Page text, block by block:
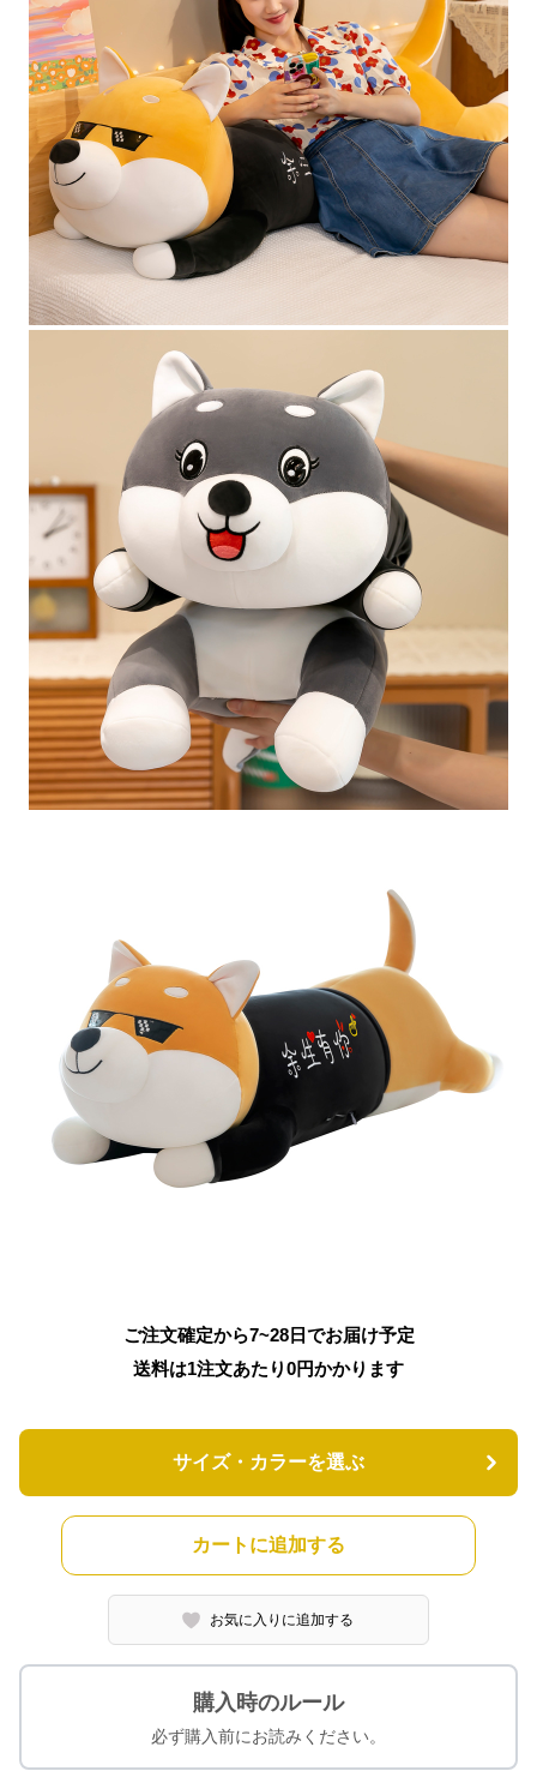
ご注文確定から7~28日でお届け予定
送料は1注文あたり0円かかります
サイズ・カラーを選ぶ
カートに追加する
お気に入りに追加する
購入時のルール
必ず購入前にお読みください。